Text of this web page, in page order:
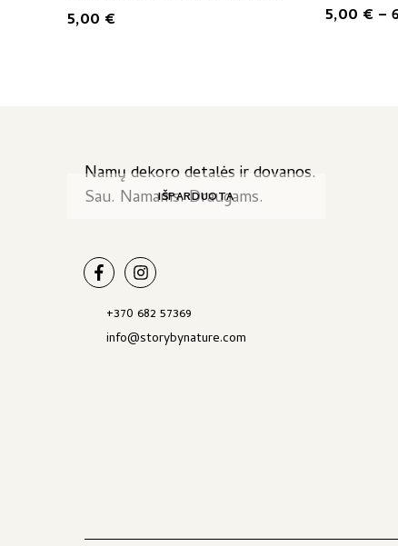
5,00 €
IŠPARDUOTA
5,00 € –
may
Namų dekoro detalės ir dovanos.
Sau. Namams. Draugams.
+370 682 57369
info@storybynature.com